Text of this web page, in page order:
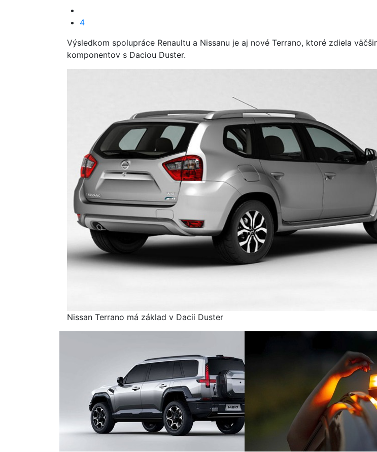
4
Výsledkom spolupráce Renaultu a Nissanu je aj nové Terrano, ktoré zdiela
komponentov s Daciou Duster.
Nissan Terrano má základ v Dacii Duster